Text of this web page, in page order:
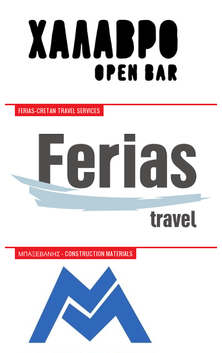
FERIAS-CRETAN TRAVEL SERVICES
ΜΠΑΞΕΒΑΝΗΣ - CONSTRUCTION MATERIALS